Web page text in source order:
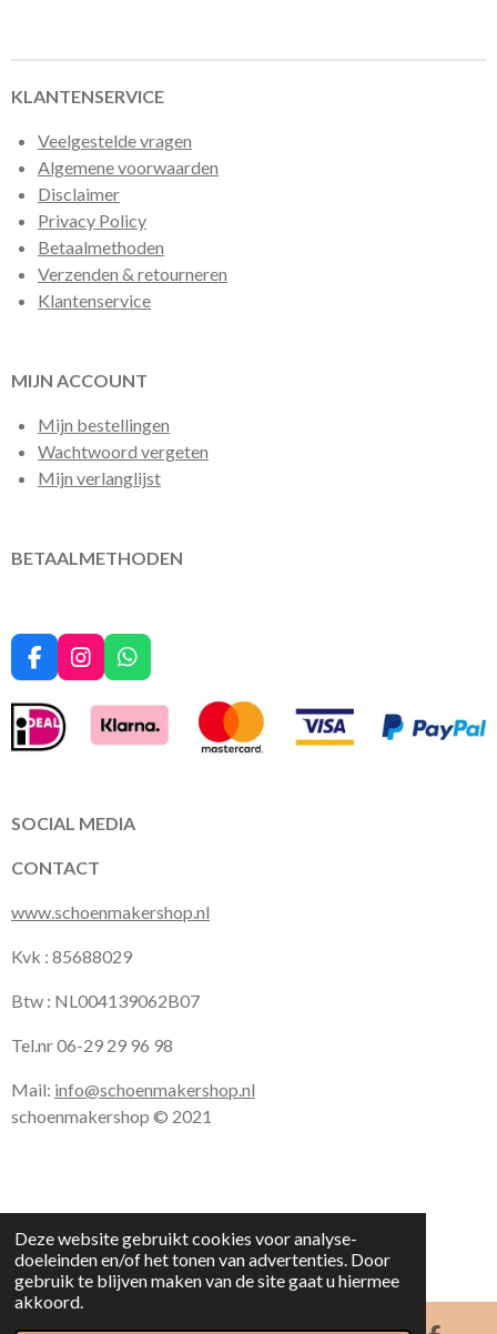
Deze website gebruikt cookies voor analyse-
doeleinden en/of het tonen van advertenties. Door
gebruik te blijven maken van de site gaat u hiermee
akkoord.
KLANTENSERVICE
Veelgestelde vragen
Algemene voorwaarden
Disclaimer
Privacy Policy
Betaalmethoden
Verzenden & retourneren
Klantenservice
MIJN ACCOUNT
Mijn bestellingen
Wachtwoord vergeten
Mijn verlanglijst
BETAALMETHODEN
F
a
c
e
b
k
I
n
a
m
W
h
a
t
s
p
SOCIAL MEDIA
CONTACT
www.schoenmakershop.nl
Kvk : 85688029
Btw : NL004139062B07
Tel.nr 06-29 29 96 98
Mail: info@schoenmakershop.nl
schoenmakershop © 2021